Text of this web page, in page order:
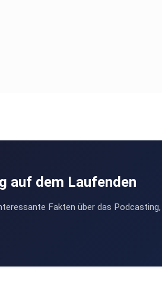
auf dem Laufenden
Fakten über das